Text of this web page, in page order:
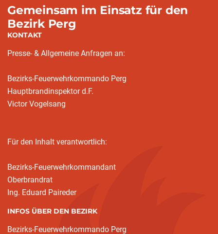
Gemeinsam im Einsatz für den
Bezirk Perg
KONTAKT
Presse- & Allgemeine Anfragen an:
Bezirks-Feuerwehrkommando Perg
Hauptbrandinspektor d.F.
Victor Vogelsang
Für den Inhalt verantwortlich:
Bezirks-Feuerwehrkommandant
Oberbrandrat
Ing. Eduard Paireder
INFOS ÜBER DEN BEZIRK
Bezirks-Feuerwehrkommando Perg